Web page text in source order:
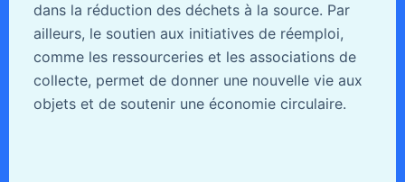
dans la réduction des déchets à la source. Par
ailleurs, le soutien aux initiatives de réemploi,
comme les ressourceries et les associations de
collecte, permet de donner une nouvelle vie aux
objets et de soutenir une économie circulaire.